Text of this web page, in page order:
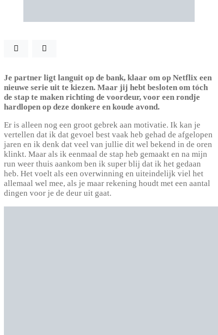
Je partner ligt languit op de bank, klaar om op Netflix een
nieuwe serie uit te kiezen. Maar jij hebt besloten om tóch
de stap te maken richting de voordeur, voor een rondje
hardlopen op deze donkere en koude avond.
Er is alleen nog een groot gebrek aan motivatie. Ik kan je
vertellen dat ik dat gevoel best vaak heb gehad de afgelopen
jaren en ik denk dat veel van jullie dit wel bekend in de oren
klinkt. Maar als ik eenmaal de stap heb gemaakt en na mijn
run weer thuis aankom ben ik super blij dat ik het gedaan
heb. Het voelt als een overwinning en uiteindelijk viel het
allemaal wel mee, als je maar rekening houdt met een aantal
dingen voor je de deur uit gaat.